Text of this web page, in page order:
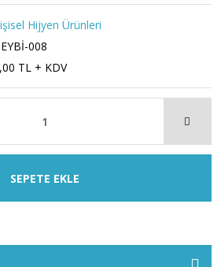
Hijyen Ürünleri
008
TL + KDV
SEPETE EKLE